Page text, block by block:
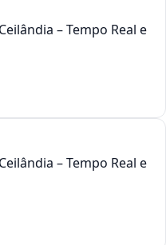
– Tempo Real e
– Tempo Real e